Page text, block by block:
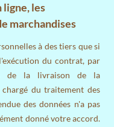
ligne, les
marchandises
à des tiers que si
du contrat, par
de la livraison de la
du traitement des
des données n'a pas
donné votre accord.